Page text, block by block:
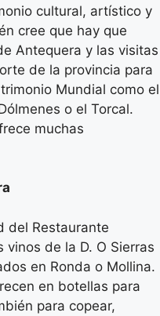
cultural, artístico y
cree que hay que
Antequera y las visitas
de la provincia para
Mundial como el
o el Torcal.
muchas
del Restaurante
de la D. O Sierras
en Ronda o Mollina.
en botellas para
para copear,